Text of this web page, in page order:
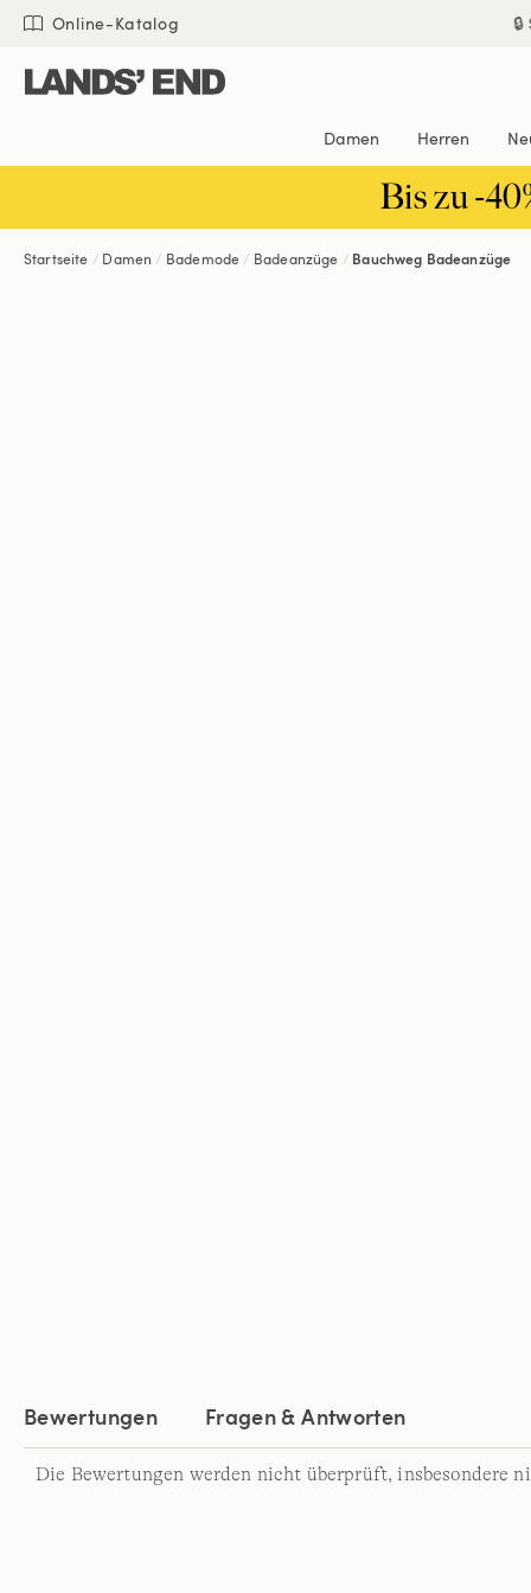
Direkt
Inhalt
Direkt
Navigation
Direkt
Suche
Online-Katalog
Damen Herren
Bis zu -
Startseite Damen Bademode Badeanzüge Bauchweg Badeanzüge
Bewertungen Fragen & Antworten
Die Bewertungen werden nicht überprüft, insbesondere